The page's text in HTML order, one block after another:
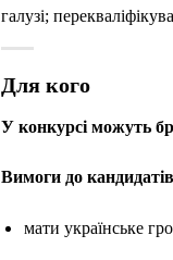
галузі;
Для кого
У конкурсі можуть
Вимоги до
мати українське